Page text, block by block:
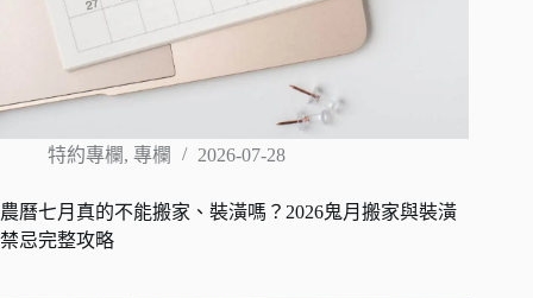
特約專欄, 專欄 2026-07-28
農曆七月真的不能搬家、裝潢嗎？2026鬼月搬家與裝潢
禁忌完整攻略